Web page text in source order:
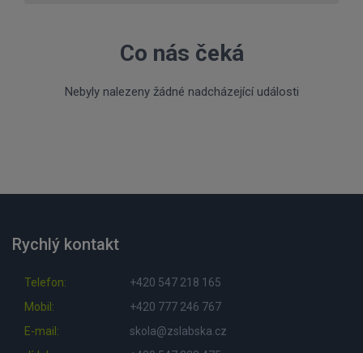
Co nás čeká
Nebyly nalezeny žádné nadcházející události
Rychlý kontakt
Telefon:
+420 547 218 165
Mobil:
+420 777 246 767
E-mail:
skola@zslabska.cz